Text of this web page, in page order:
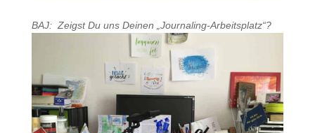
BAJ: Zeigst Du uns Deinen „Journaling-Arbeitsplatz“?